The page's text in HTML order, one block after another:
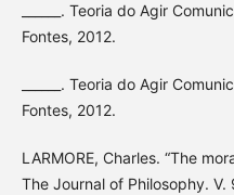
______. Teoria do Agir
Fontes, 2012.
______. Teoria do Agir
Fontes, 2012.
LARMORE, Charles. “The
The Journal of Philosophy.